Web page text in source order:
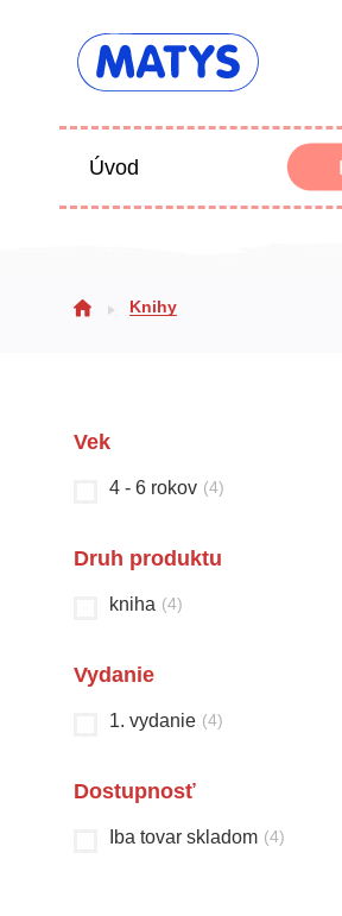
Úvod
Knihy
Vek
4 - 6 rokov (4)
Druh produktu
kniha (4)
Vydanie
1. vydanie (4)
Dostupnosť
Iba tovar skladom (4)
a iné školoviny